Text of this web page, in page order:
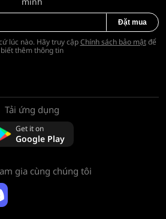
Đặt mua
lúc nào. Hãy truy cậpChính sách bảo mậtđể
biết thêm thông tin
Tải ứng dụng
Get it on
Google Play
gia cùng chúng tôi